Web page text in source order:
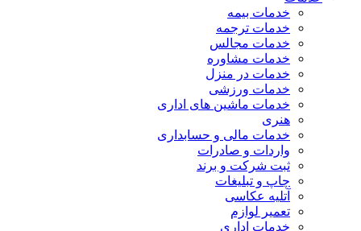
خدمات بیمه
خدمات ترجمه
خدمات مجالس
خدمات مشاوره
خدمات در منزل
خدمات ورزشی
خدمات ماشین های اداری
هنری
خدمات مالی و حسابداری
واردات و صادرات
ثبت شرکت و برند
چاپ و تبلیغات
آتلیه عکاسی
تعمیر لوازم
خدمات اداری